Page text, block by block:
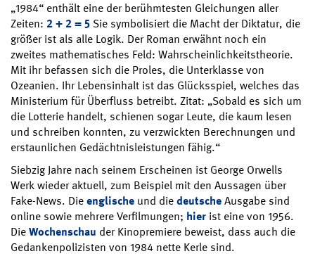
„1984“ enthält eine der berühmtesten Gleichungen aller
Zeiten: 2 + 2 = 5 Sie symbolisiert die Macht der Diktatur, die
größer ist als alle Logik. Der Roman erwähnt noch ein
zweites mathematisches Feld: Wahrscheinlichkeitstheorie.
Mit ihr befassen sich die Proles, die Unterklasse von
Ozeanien. Ihr Lebensinhalt ist das Glücksspiel, welches das
Ministerium für Überfluss betreibt. Zitat: „Sobald es sich um
die Lotterie handelt, schienen sogar Leute, die kaum lesen
und schreiben konnten, zu verzwickten Berechnungen und
erstaunlichen Gedächtnisleistungen fähig.“
Siebzig Jahre nach seinem Erscheinen ist George Orwells
Werk wieder aktuell, zum Beispiel mit den Aussagen über
Fake-News. Dieenglische und diedeutscheAusgabe sind
online sowie mehrere Verfilmungen; hier ist eine von 1956.
DieWochenschau der Kinopremiere beweist, dass auch die
Gedankenpolizisten von 1984 nette Kerle sind.